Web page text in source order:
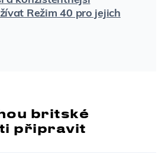
Režim 40 pro jejich
britské
připravit